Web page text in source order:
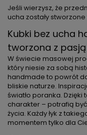
Jeśli wierzysz, że
ucha zostały
Kubki bez ucha
tworzona z
W świecie masowej
który niesie za sobą
handmade to powrót
bliskie naturze.
światło poranka.
charakter – potrafią
życia. Każdy łyk z
momentem tylko dla